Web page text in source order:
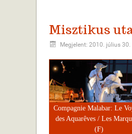
Misztikus
Megjelent: 2010. július 30.
Compagnie Malabar: Le
des Aquarêves / Les
(F)